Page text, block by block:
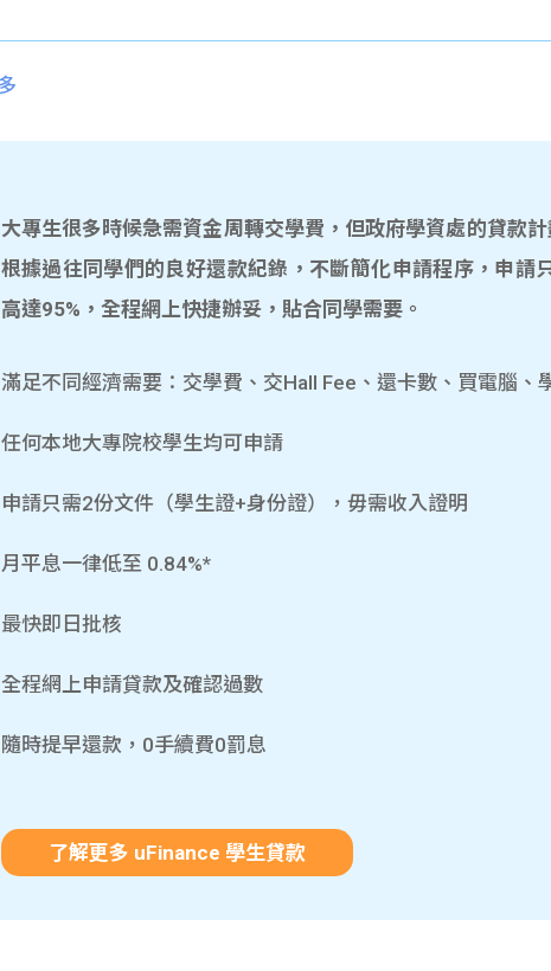
大專生很多時候急需資金周轉交學費，但政府學資處的貸款
根據過往同學們的良好還款紀錄，不斷簡化申請程序，申請
高達95%，全程網上快捷辦妥，貼合同學需要。
滿足不同經濟需要：交學費、交Hall Fee、還卡數、買電腦、
任何本地大專院校學生均可申請
申請只需2份文件（學生證+身份證），毋需收入證明
月平息一律低至 0.84%*
最快即日批核
全程網上申請貸款及確認過數
隨時提早還款，0手續費0罰息
了解更多 uFinance 學生貸款